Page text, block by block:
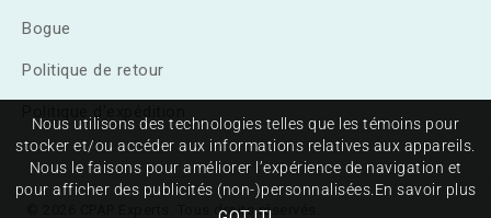
Bogue
Politique de retour
© 2026 CPAP Experts. Tous droits réservés.
Nous utilisons des technologies telles que les témoins pour
stocker et/ou accéder aux informations relatives aux appareils.
Nous le faisons pour améliorer l’expérience de navigation et
pour afficher des publicités (non-)personnalisées. En savoir plus